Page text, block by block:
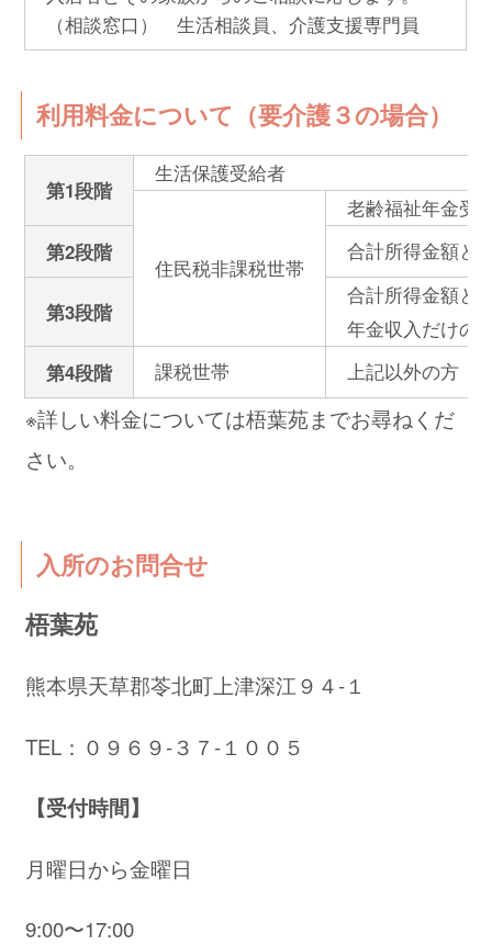
（相談窓口） 生活相談員、介護支援専門員
利用料金について（要介護３の場合）
第1段階
生活保護受給者
住民税非課税世帯
老齢福祉年金受
第2段階
合計所得金額と
第3段階
合計所得金額と
年金収入だけの
第4段階
課税世帯 上記以外の方
※詳しい料金については梧葉苑までお尋ねくだ
さい。
入所のお問合せ
梧葉苑
熊本県天草郡苓北町上津深江９４‐１
TEL：０９６９‐３７‐１００５
【受付時間】
月曜日から金曜日
9:00〜17:00